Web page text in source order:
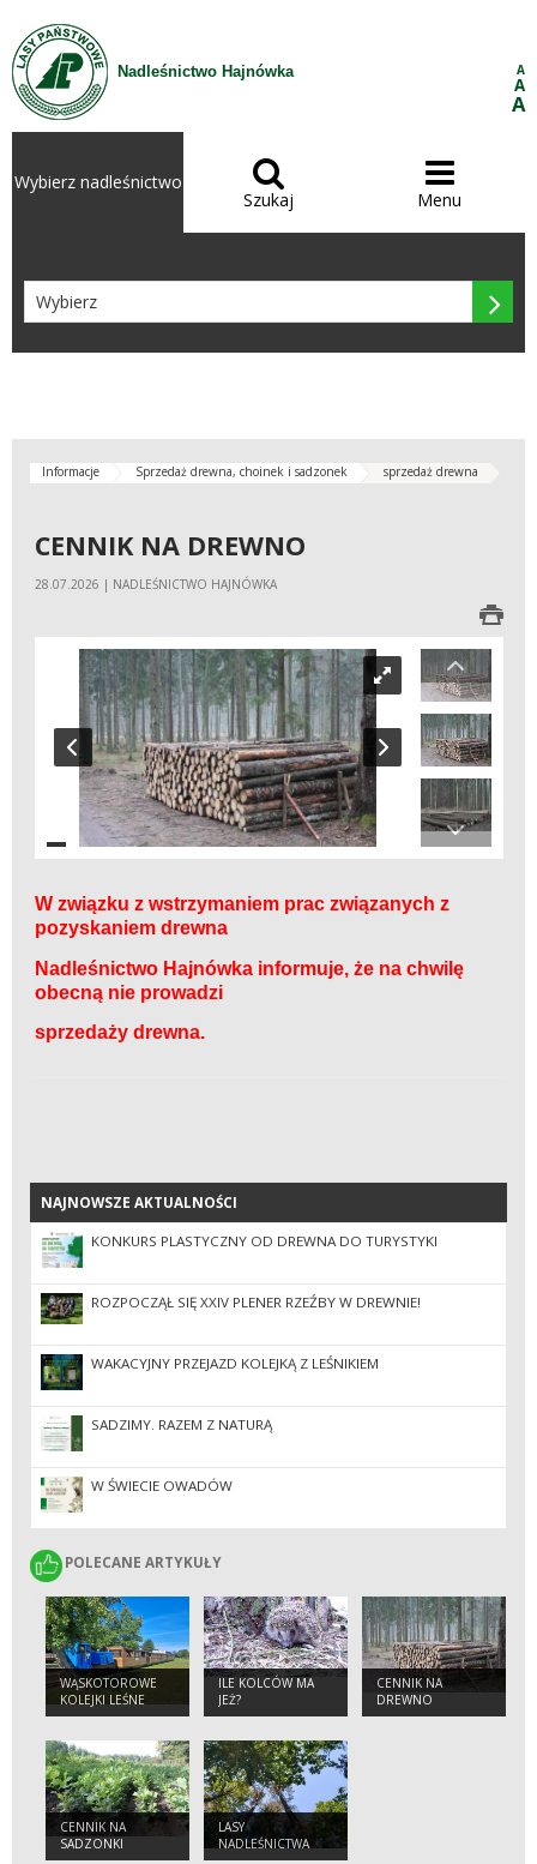
Przejdź do treści
Nadleśnictwo Hajnówka A
A
A
Wybierz nadleśnictwo 
Szukaj

Menu

Informacje Sprzedaż drewna, choinek i sadzonek sprzedaż drewna
CENNIK NA DREWNO
28.07.2026 | NADLEŚNICTWO HAJNÓWKA
W związku z wstrzymaniem prac związanych z
pozyskaniem drewna
Nadleśnictwo Hajnówka informuje, że na chwilę
obecną nie prowadzi
sprzedaży drewna.
NAJNOWSZE AKTUALNOŚCI
NAJNOWSZE AKTUALNOŚCI
KONKURS PLASTYCZNY OD DREWNA DO TURYSTYKI
ROZPOCZĄŁ SIĘ XXIV PLENER RZEŹBY W DREWNIE!
WAKACYJNY PRZEJAZD KOLEJKĄ Z LEŚNIKIEM
SADZIMY. RAZEM Z NATURĄ
W ŚWIECIE OWADÓW
POLECANE ARTYKUŁY
POLECANE ARTYKUŁY
WĄSKOTOROWE
KOLEJKI LEŚNE
ILE KOLCÓW MA
JEŻ?
CENNIK NA
DREWNO
CENNIK NA
SADZONKI
LASY
NADLEŚNICTWA